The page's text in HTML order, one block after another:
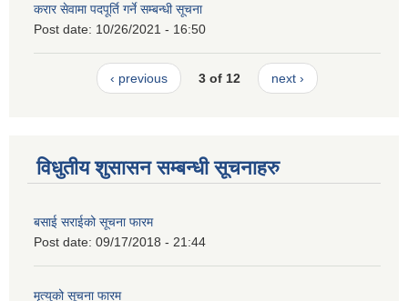
करार सेवामा पदपूर्ति गर्ने सम्बन्धी सूचना
Post date: 10/26/2021 - 16:50
‹ previous 3 of 12 next ›
विधुतीय शुसासन सम्बन्धी सूचनाहरु
बसाई सराईको सूचना फारम
Post date: 09/17/2018 - 21:44
मृत्युको सूचना फारम